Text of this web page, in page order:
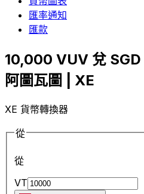
匯率通知
匯款
10,000 VUV 兌
阿圖瓦圖 | XE
XE 貨幣轉換器
從
從
VT